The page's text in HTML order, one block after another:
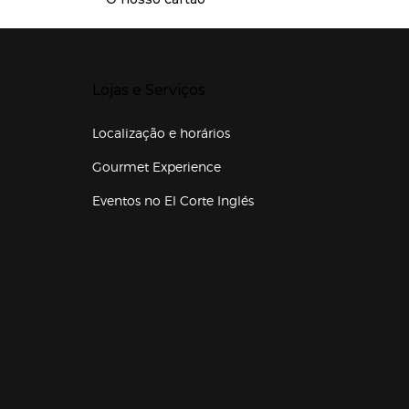
Localização e horários
Gourmet Experience
Eventos no El Corte Inglés